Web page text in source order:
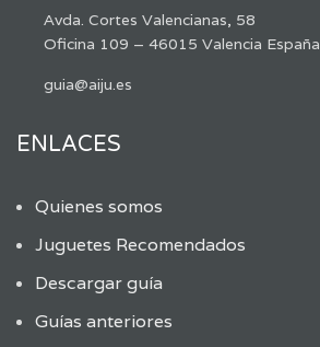
Avda. Cortes Valencianas, 58
Oficina 109 – 46015 Valencia España
guia@aiju.es
ENLACES
Quienes somos
Juguetes Recomendados
Descargar guía
Guías anteriores